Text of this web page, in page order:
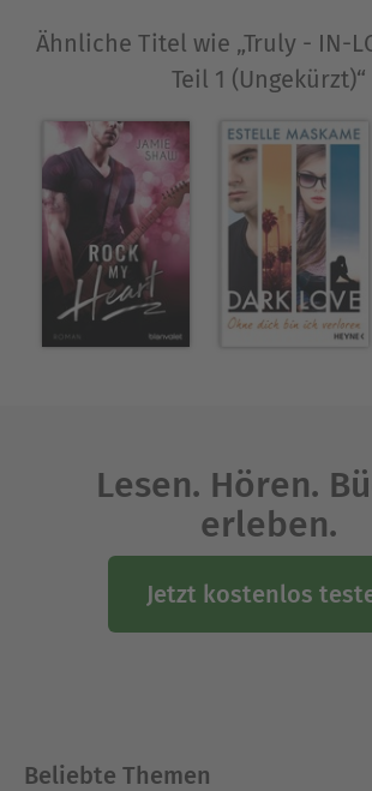
Ähnliche Titel wie „Truly - IN-
Teil 1 (Ungekürzt)“
Lesen. Hören.
erleben.
Jetzt kostenlos
Beliebte Themen